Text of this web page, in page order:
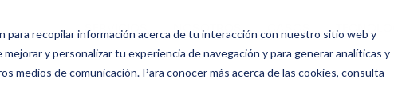
para recopilar información acerca de tu interacción con nuestro sitio web y
y personalizar tu experiencia de navegación y para generar analíticas y
de comunicación. Para conocer más acerca de las cookies, consulta
SERVICIOS NOSOTROS CASOS